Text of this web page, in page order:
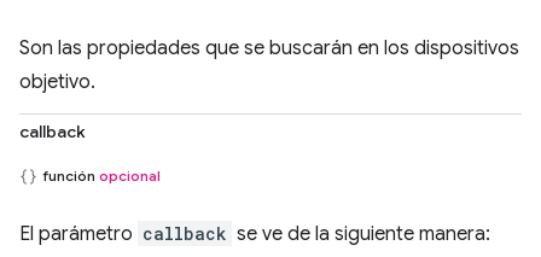
Son las propiedades que se buscarán en los dispositivos
objetivo.
callback
función opcional
El parámetro callback se ve de la siguiente manera: